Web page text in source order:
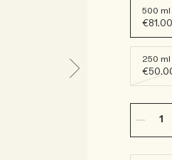
500 ml
€81.00
250 ml